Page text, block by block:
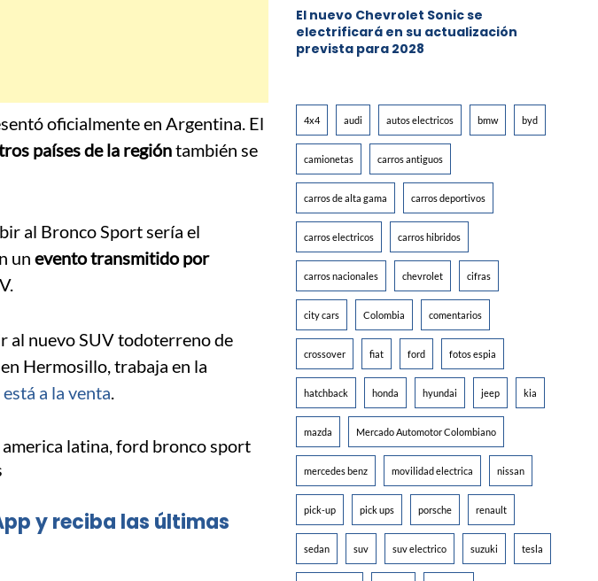
oficialmente en Argentina. El
países de la regióntambién se
al Bronco Sport sería el
un evento transmitido por
al nuevo SUV todoterreno de
Hermosillo, trabaja en la
está a la venta.
y reciba las últimas
El nuevo Chevrolet Sonic se
electrificará en su actualización
prevista para 2028
4x4 audi autos electricos bmw byd
camionetas carros antiguos
carros de alta gama carros deportivos
carros electricos carros hibridos
carros nacionales chevrolet cifras
city cars Colombia comentarios
crossover fiat ford fotos espia
hatchback honda hyundai jeep kia
mazda Mercado Automotor Colombiano
mercedes benz movilidad electrica nissan
pick-up pick ups porsche renault
sedan suv suv electrico suzuki tesla